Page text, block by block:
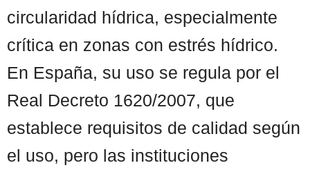
circularidad hídrica, especialmente
crítica en zonas con estrés hídrico.
En España, su uso se regula por el
Real Decreto 1620/2007, que
establece requisitos de calidad según
el uso, pero las instituciones